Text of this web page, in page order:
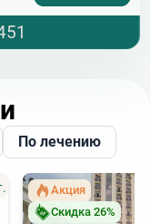
По лечению
Акция
Скидка 26%